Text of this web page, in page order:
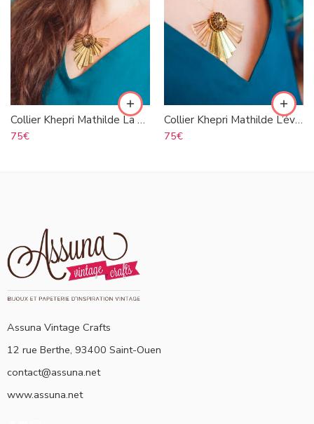
Collier Khepri Mathilde La Vigie
75€
Collier Khepri Mathilde L’éveillée
75€
Assuna Vintage Crafts
12 rue Berthe, 93400 Saint-Ouen
contact@assuna.net
www.assuna.net